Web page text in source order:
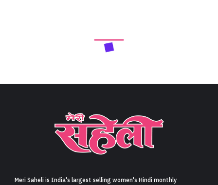
Meri Saheli is India's largest selling women's Hindi monthly